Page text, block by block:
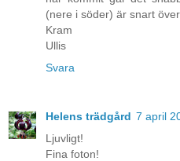
(nere i söder) är snart
Kram
Ullis
Svara
Helens trädgård 7 april
Ljuvligt!
Fina foton!